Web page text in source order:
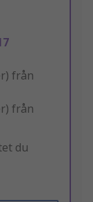
från
från
du